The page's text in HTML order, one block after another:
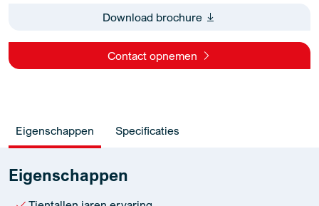
Download brochure
Contact opnemen
Eigenschappen Specificaties
Eigenschappen